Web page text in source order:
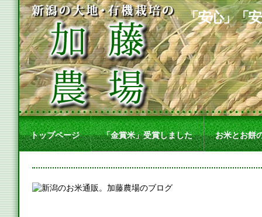
「安心」「
トップページ 「金賞米」受賞しました お米とお餅